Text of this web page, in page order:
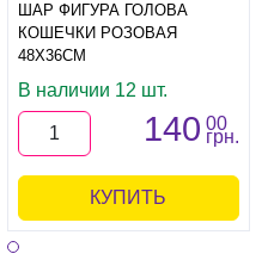
ШАР ФИГУРА ГОЛОВА
КОШЕЧКИ РОЗОВАЯ
48Х36СМ
В наличии 12 шт.
140 00
грн.
КУПИТЬ